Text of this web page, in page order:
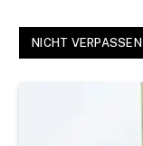
NICHT VERPASSEN